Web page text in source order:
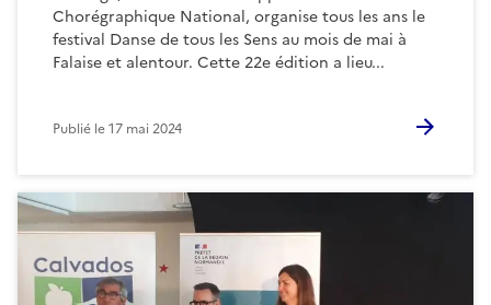
Chorégraphique National, organise tous les ans le
festival Danse de tous les Sens au mois de mai à
Falaise et alentour. Cette 22e édition a lieu...
Publié le17 mai 2024